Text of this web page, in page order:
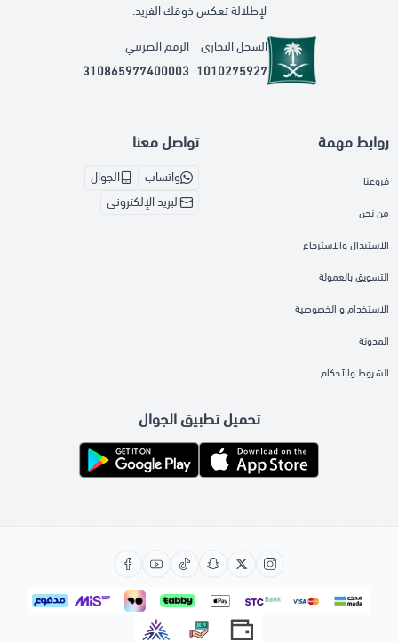
لإطلالة تعكس ذوقك الفريد.
السجل التجاري
1010275927
الرقم الضريبي
310865977400003
روابط مهمة
فروعنا
من نحن
الاستبدال والاسترجاع
التسويق بالعمولة
الاستخدام و الخصوصية
المدونة
الشروط والأحكام
تواصل معنا
واتساب
الجوال
البريد الإلكتروني
تحميل تطبيق الجوال